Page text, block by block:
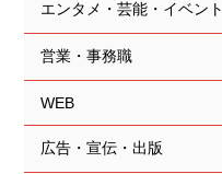
エンタメ・芸能・イベント
営業・事務職
WEB
広告・宣伝・出版